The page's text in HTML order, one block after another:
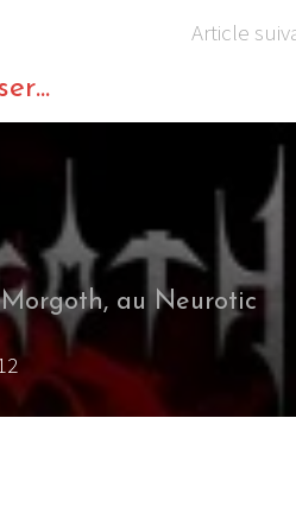
Article
au Neurotic